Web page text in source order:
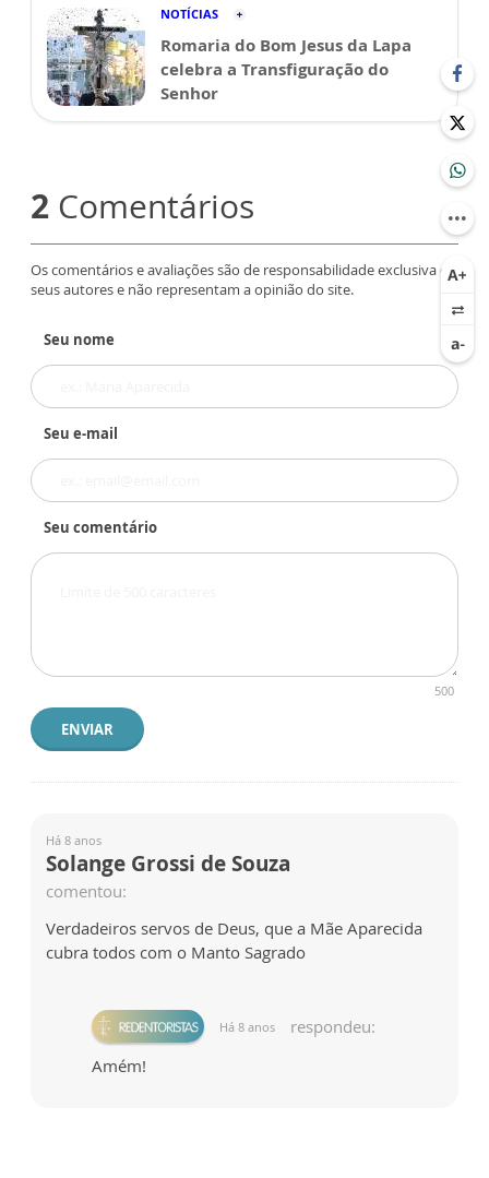
NOTÍCIAS
Romaria do Bom Jesus da Lapa
celebra a Transfiguração do
Senhor
2 Comentários
Os comentários e avaliações são de responsabilidade exclusiva de
seus autores e não representam a opinião do site.
Seu nome
Seu e-mail
Seu comentário
500
ENVIAR
Há 8 anos
Solange Grossi de Souza
comentou:
Verdadeiros servos de Deus, que a Mãe Aparecida
cubra todos com o Manto Sagrado
Há 8 anos
respondeu:
Amém!